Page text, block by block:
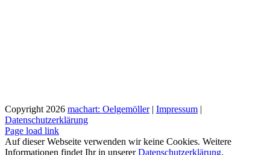
Copyright 2026 machart: Oelgemöller| Impressum |
Datenschutzerklärung
Page load link
Auf dieser Webseite verwenden wir keine Cookies. Weitere
Informationen findet Ihr in unsererDatenschutzerklärung.